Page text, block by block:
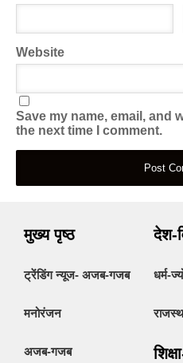
Website
Save my name, email, and
the next time I comment.
मुख्य पृष्ठ
ट्रेंडिंग न्यूज- अजब-गजब
मनोरंजन
अजब-गजब
देश-
धर्म-